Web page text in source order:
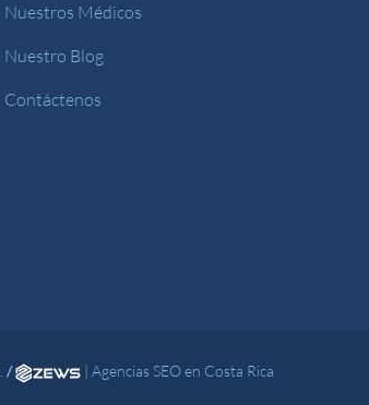
Nuestros Médicos
Nuestro Blog
Contáctenos
/ | Agencias SEO en Costa Rica